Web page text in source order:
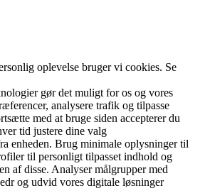
oplevelse bruger vi cookies. Se
gør det muligt for os og vores
analysere trafik og tilpasse
med at bruge siden accepterer du
tid justere dine valg
enheden. Brug minimale oplysninger til
til personligt tilpasset indhold og
af disse. Analyser målgrupper med
og udvid vores digitale løsninger